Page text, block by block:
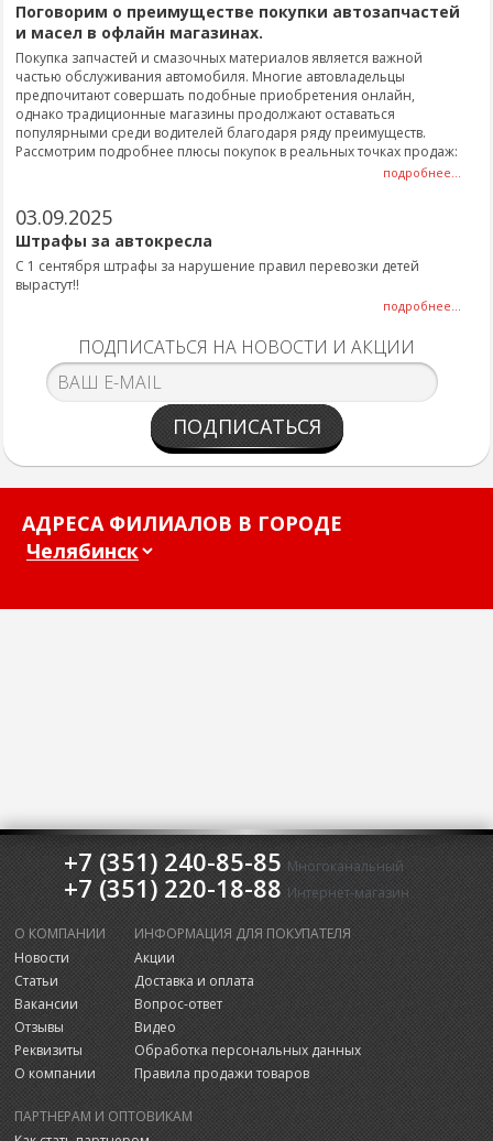
Поговорим о преимуществе покупки автозапчастей
и масел в офлайн магазинах.
Покупка запчастей и смазочных материалов является важной
частью обслуживания автомобиля. Многие автовладельцы
предпочитают совершать подобные приобретения онлайн,
однако традиционные магазины продолжают оставаться
популярными среди водителей благодаря ряду преимуществ.
Рассмотрим подробнее плюсы покупок в реальных точках продаж:
подробнее...
03.09.2025
Штрафы за автокресла
С 1 сентября штрафы за нарушение правил перевозки детей
вырастут!!
подробнее...
ПОДПИСАТЬСЯ НА НОВОСТИ И АКЦИИ
ПОДПИСАТЬСЯ
АДРЕСА ФИЛИАЛОВ В ГОРОДЕ
+7 (351) 240-85-85 Многоканальный
+7 (351) 220-18-88 Интернет-магазин
О КОМПАНИИ
Новости
Статьи
Вакансии
Отзывы
Реквизиты
О компании
ИНФОРМАЦИЯ ДЛЯ ПОКУПАТЕЛЯ
Акции
Доставка и оплата
Вопрос-ответ
Видео
Обработка персональных данных
Правила продажи товаров
ПАРТНЕРАМ И ОПТОВИКАМ